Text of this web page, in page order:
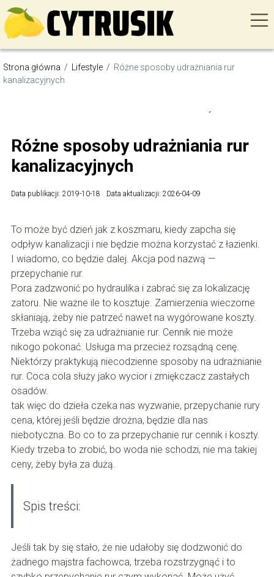
Strona główna / Lifestyle / Różne sposoby udrażniania rur
kanalizacyjnych
Różne sposoby udrażniania rur
kanalizacyjnych
Data publikacji: 2019-10-18 Data aktualizacji: 2026-04-09
To może być dzień jak z koszmaru, kiedy zapcha się
odpływ kanalizacji i nie będzie można korzystać z łazienki.
I wiadomo, co będzie dalej. Akcja pod nazwą —
przepychanie rur.
Pora zadzwonić po hydraulika i zabrać się za lokalizację
zatoru. Nie ważne ile to kosztuje. Zamierzenia wieczorne
skłaniają, żeby nie patrzeć nawet na wygórowane koszty.
Trzeba wziąć się za udrażnianie rur. Cennik nie może
nikogo pokonać. Usługa ma przecież rozsądną cenę.
Niektórzy praktykują niecodzienne sposoby na udrażnianie
rur. Coca cola służy jako wycior i zmiękczacz zastałych
osadów.
tak więc do dzieła czeka nas wyzwanie, przepychanie rury
cena, której jeśli będzie drożna, będzie dla nas
niebotyczna. Bo co to za przepychanie rur cennik i koszty.
Kiedy trzeba to zrobić, bo woda nie schodzi, nie ma takiej
ceny, żeby była za dużą.
Spis treści:
Jeśli tak by się stało, że nie udałoby się dodzwonić do
żadnego majstra fachowca, trzeba rozstrzygnąć i to